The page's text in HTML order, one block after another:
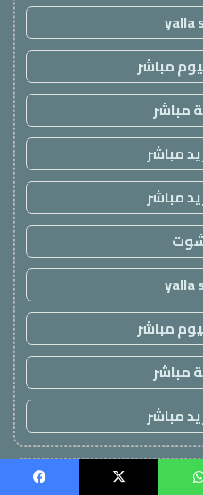
yalla
مباشر
مباشر
مباشر
مباشر
شوت
yalla
مباشر
مباشر
مباشر